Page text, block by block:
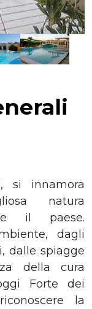
si innamora
natura
il paese.
dagli
dalle spiagge
della cura
Forte dei
la